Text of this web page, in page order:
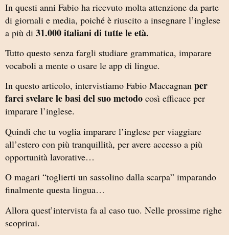
In questi anni Fabio ha ricevuto molta attenzione da parte
di giornali e media, poiché è riuscito a insegnare l’inglese
a più di 31.000 italiani di tutte le età.
Tutto questo senza fargli studiare grammatica, imparare
vocaboli a mente o usare le app di lingue.
In questo articolo, intervistiamo Fabio Maccagnan per
farci svelare le basi del suo metodo così efficace per
imparare l’inglese.
Quindi che tu voglia imparare l’inglese per viaggiare
all’estero con più tranquillità, per avere accesso a più
opportunità lavorative…
O magari “toglierti un sassolino dalla scarpa” imparando
finalmente questa lingua…
Allora quest’intervista fa al caso tuo. Nelle prossime righe
scoprirai.